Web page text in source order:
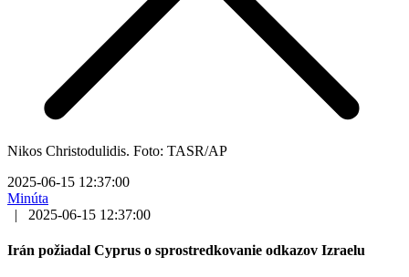
Nikos Christodulidis. Foto: TASR/AP
2025-06-15 12:37:00
Minúta
|
2025-06-15 12:37:00
Irán požiadal Cyprus o sprostredkovanie odkazov Izraelu